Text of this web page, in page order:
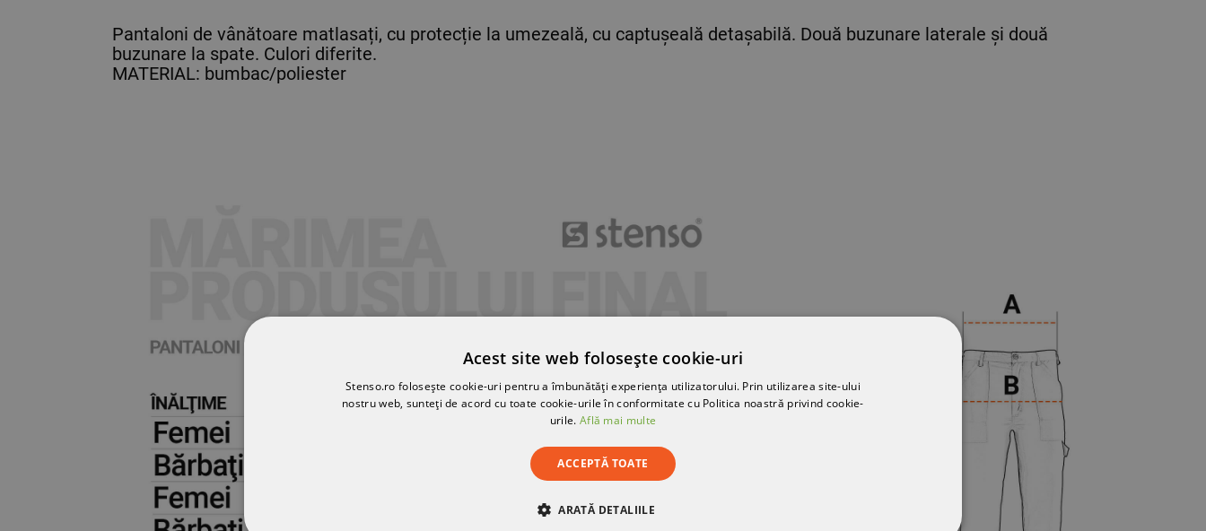
Pantaloni de vânătoare matlasați, cu protecție la umezeală, cu captușeală detașabilă. Două buzunare laterale și două
buzunare la spate. Culori diferite.
MATERIAL: bumbac/poliester
Acest site web folosește cookie-uri
Stenso.ro folosește cookie-uri pentru a îmbunătăți experiența utilizatorului. Prin utilizarea site-ului
nostru web, sunteți de acord cu toate cookie-urile în conformitate cu Politica noastră privind cookie-
urile. Află mai multe
ACCEPTĂ TOATE
ARATĂ DETALIILE